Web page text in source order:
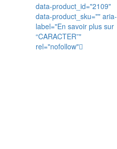
data-product_id="2109"
data-product_sku="" aria-
label="En savoir plus sur
“CARACTER”"
rel="nofollow"